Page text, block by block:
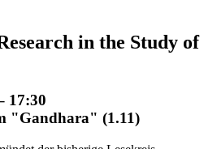
in the Study of
17:30
"Gandhara" (1.11)